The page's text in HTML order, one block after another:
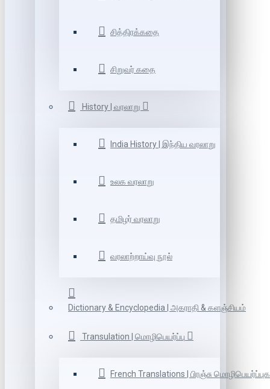
சித்திரக்கதை
சிறுவர் கதை
History | வரலாறு
India History | இந்திய வரலாறு
உலக வரலாறு
தமிழர் வரலாறு
வரலாற்றாய்வு நூல்
Dictionary & Encyclopedia | அகராதி & களஞ்சியம்
Transulation | மொழிபெயர்ப்பு
French Translations | பிரஞ்சு